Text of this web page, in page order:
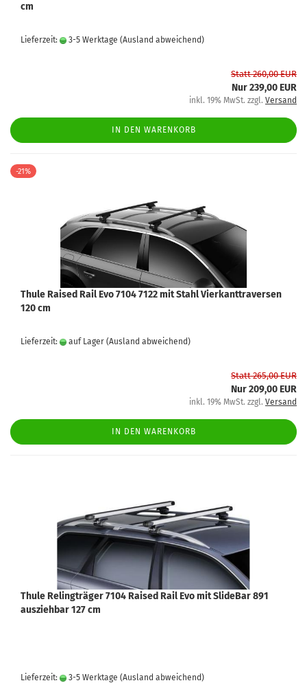
cm
Lieferzeit: 3-5 Werktage (Ausland abweichend)
Statt 260,00 EUR
Nur 239,00 EUR
inkl. 19% MwSt. zzgl. Versand
IN DEN WARENKORB
-21%
Thule Raised Rail Evo 7104 7122 mit Stahl Vierkanttraversen
120 cm
Lieferzeit: auf Lager (Ausland abweichend)
Statt 265,00 EUR
Nur 209,00 EUR
inkl. 19% MwSt. zzgl. Versand
IN DEN WARENKORB
Thule Relingträger 7104 Raised Rail Evo mit SlideBar 891
ausziehbar 127 cm
Lieferzeit: 3-5 Werktage (Ausland abweichend)